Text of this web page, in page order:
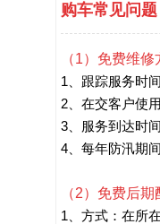
购车常见问题
（1）免费维
1、跟踪服务时
2、在交客户使
3、服务到达时
4、每年防汛期
（2）免费后
1、方式：在所